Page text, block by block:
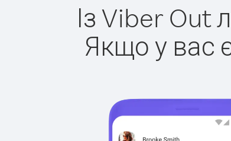
Із Viber Out
Якщо у вас